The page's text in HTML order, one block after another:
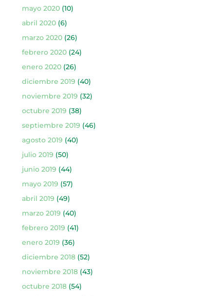
mayo 2020(10)
abril 2020(6)
marzo 2020(26)
febrero 2020(24)
enero 2020(26)
diciembre 2019 (40)
noviembre 2019 (32)
octubre 2019 (38)
septiembre 2019 (46)
agosto 2019 (40)
julio 2019 (50)
junio 2019 (44)
mayo 2019 (57)
abril 2019 (49)
marzo 2019 (40)
febrero 2019 (41)
enero 2019 (36)
diciembre 2018(52)
noviembre 2018(43)
octubre 2018(54)